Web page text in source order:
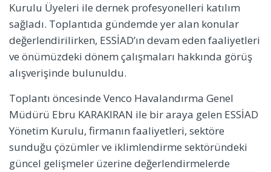
Kurulu Üyeleri ile dernek profesyonelleri katılım
sağladı. Toplantıda gündemde yer alan konular
değerlendirilirken, ESSİAD’ın devam eden faaliyetleri
ve önümüzdeki dönem çalışmaları hakkında görüş
alışverişinde bulunuldu.
Toplantı öncesinde Venco Havalandırma Genel
Müdürü Ebru KARAKIRAN ile bir araya gelen ESSİAD
Yönetim Kurulu, firmanın faaliyetleri, sektöre
sunduğu çözümler ve iklimlendirme sektöründeki
güncel gelişmeler üzerine değerlendirmelerde